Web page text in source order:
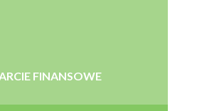
FINANSOWE